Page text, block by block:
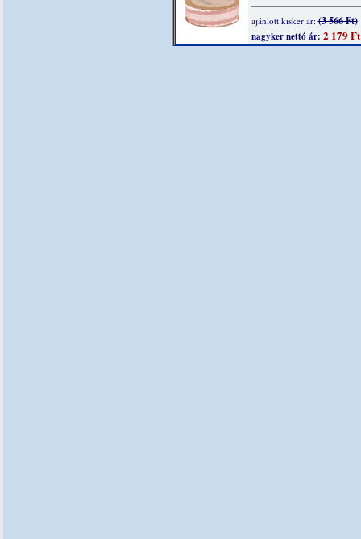
ajánlott kisker ár:(3 566 Ft)
nagyker nettó ár: 2 179 Ft